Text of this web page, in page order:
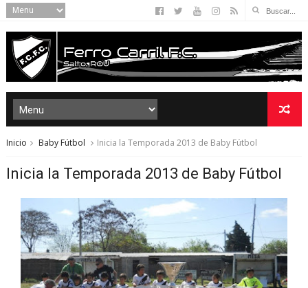
Inicio Baby Fútbol Inicia la Temporada 2013 de Baby Fútbol
Inicia la Temporada 2013 de Baby Fútbol